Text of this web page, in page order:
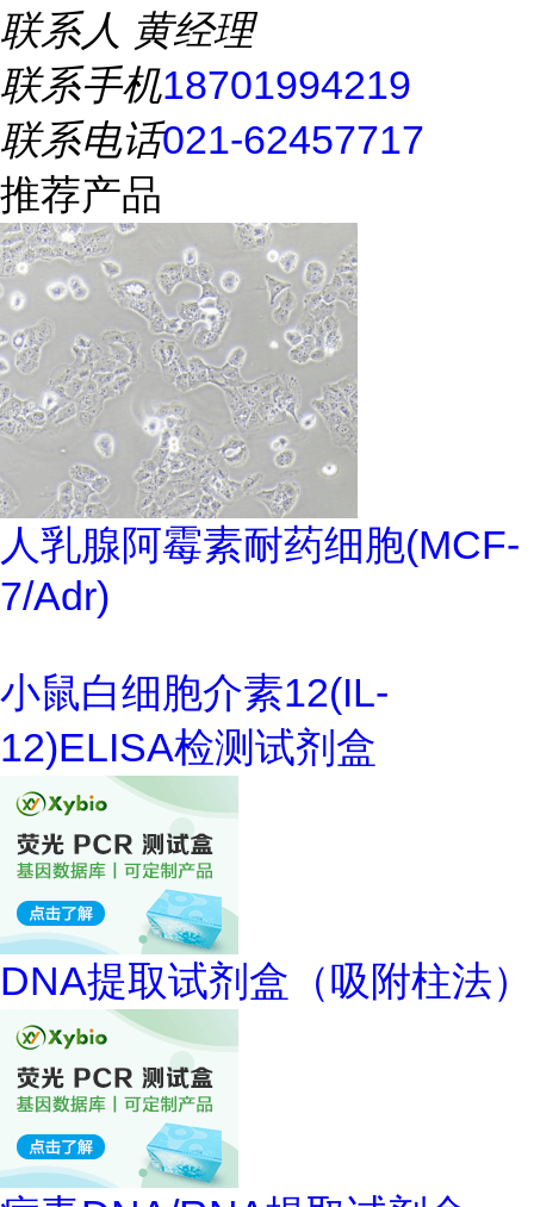
联系人 黄经理
联系手机18701994219
联系电话021-62457717
推荐产品
人乳腺阿霉素耐药细胞(MCF-
7/Adr)
小鼠白细胞介素12(IL-
12)ELISA检测试剂盒
DNA提取试剂盒（吸附柱法）